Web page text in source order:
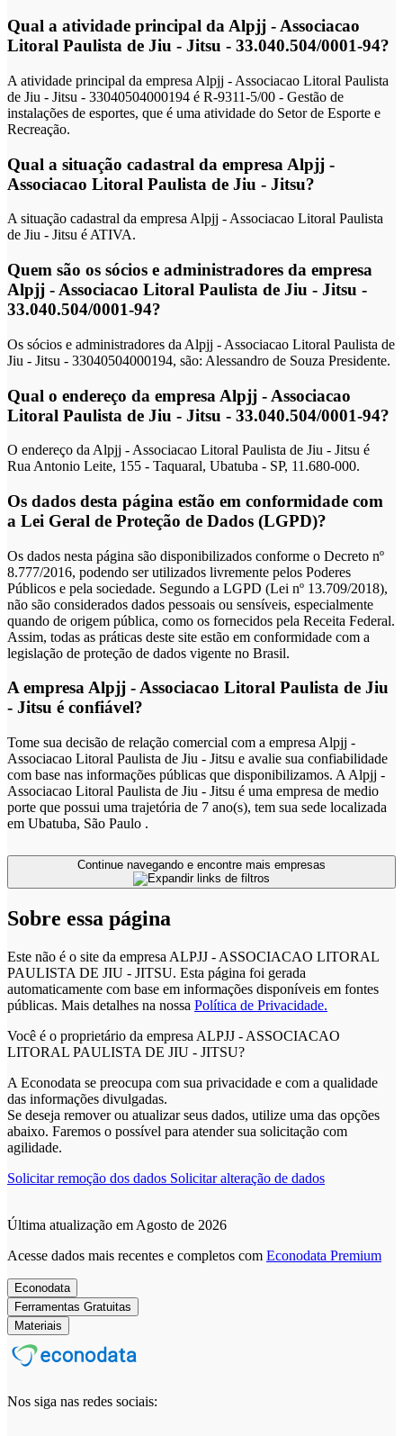
Qual a atividade principal da Alpjj - Associacao
Litoral Paulista de Jiu - Jitsu - 33.040.504/0001-94?
A atividade principal da empresa Alpjj - Associacao Litoral Paulista
de Jiu - Jitsu - 33040504000194 é R-9311-5/00 - Gestão de
instalações de esportes, que é uma atividade do Setor de Esporte e
Recreação.
Qual a situação cadastral da empresa Alpjj -
Associacao Litoral Paulista de Jiu - Jitsu?
A situação cadastral da empresa Alpjj - Associacao Litoral Paulista
de Jiu - Jitsu é ATIVA.
Quem são os sócios e administradores da empresa
Alpjj - Associacao Litoral Paulista de Jiu - Jitsu -
33.040.504/0001-94?
Os sócios e administradores da Alpjj - Associacao Litoral Paulista de
Jiu - Jitsu - 33040504000194, são: Alessandro de Souza Presidente.
Qual o endereço da empresa Alpjj - Associacao
Litoral Paulista de Jiu - Jitsu - 33.040.504/0001-94?
O endereço da Alpjj - Associacao Litoral Paulista de Jiu - Jitsu é
Rua Antonio Leite, 155 - Taquaral, Ubatuba - SP, 11.680-000.
Os dados desta página estão em conformidade com
a Lei Geral de Proteção de Dados (LGPD)?
Os dados nesta página são disponibilizados conforme o Decreto nº
8.777/2016, podendo ser utilizados livremente pelos Poderes
Públicos e pela sociedade. Segundo a LGPD (Lei nº 13.709/2018),
não são considerados dados pessoais ou sensíveis, especialmente
quando de origem pública, como os fornecidos pela Receita Federal.
Assim, todas as práticas deste site estão em conformidade com a
legislação de proteção de dados vigente no Brasil.
A empresa Alpjj - Associacao Litoral Paulista de Jiu
- Jitsu é confiável?
Tome sua decisão de relação comercial com a empresa Alpjj -
Associacao Litoral Paulista de Jiu - Jitsu e avalie sua confiabilidade
com base nas informações públicas que disponibilizamos. A Alpjj -
Associacao Litoral Paulista de Jiu - Jitsu é uma empresa de medio
porte que possui uma trajetória de 7 ano(s), tem sua sede localizada
em Ubatuba, São Paulo .
Sobre essa página
Este não é o site da empresa ALPJJ - ASSOCIACAO LITORAL
PAULISTA DE JIU - JITSU. Esta página foi gerada
automaticamente com base em informações disponíveis em fontes
públicas. Mais detalhes na nossa Política de Privacidade.
Você é o proprietário da empresa ALPJJ - ASSOCIACAO
LITORAL PAULISTA DE JIU - JITSU?
A Econodata se preocupa com sua privacidade e com a qualidade
das informações divulgadas.
Se deseja remover ou atualizar seus dados, utilize uma das opções
abaixo. Faremos o possível para atender sua solicitação com
agilidade.
Solicitar remoção dos dados Solicitar alteração de dados
Última atualização em Agosto de 2026
Acesse dados mais recentes e completos com Econodata Premium
Econodata
Ferramentas Gratuitas
Materiais
Nos siga nas redes sociais: